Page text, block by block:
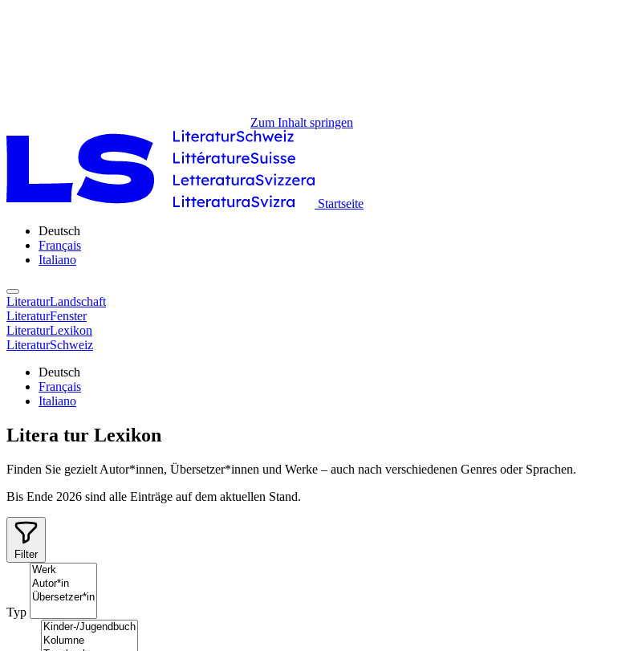
Zum Inhalt springen
Startseite
Deutsch
Français
Italiano
LiteraturLandschaft
LiteraturFenster
LiteraturLexikon
LiteraturSchweiz
Deutsch
Français
Italiano
Litera tur Lexikon
Finden Sie gezielt Autor*innen, Übersetzer*innen und Werke – auch nach verschiedenen Genres oder Sprachen.
Bis Ende 2026 sind alle Einträge auf dem aktuellen Stand.
Filter
Typ